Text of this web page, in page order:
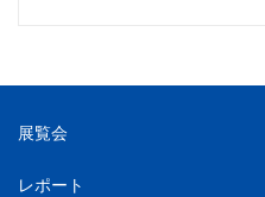
展覧会
レポート